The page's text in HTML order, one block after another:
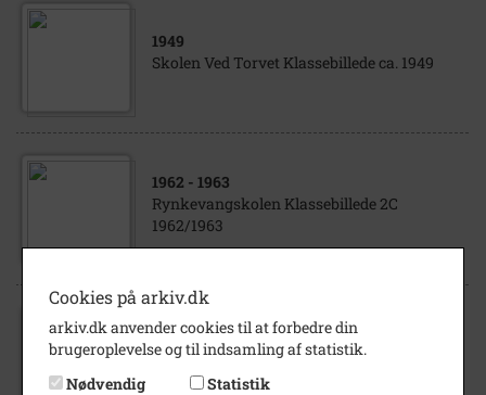
1949
Skolen Ved Torvet Klassebillede ca. 1949
1962 - 1963
Rynkevangskolen Klassebillede 2C
1962/1963
1965- 1966
Rynkevangskolen Klassebillede 5C
1965/1966
Cookies på arkiv.dk
arkiv.dk anvender cookies til at forbedre din
brugeroplevelse og til indsamling af statistik.
Nødvendig
Statistik